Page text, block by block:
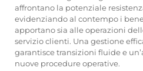
affrontano la potenziale
evidenziando al contempo i
apportano sia alle operazioni
servizio clienti. Una gestione
garantisce transizioni fluide e
nuove procedure operative.